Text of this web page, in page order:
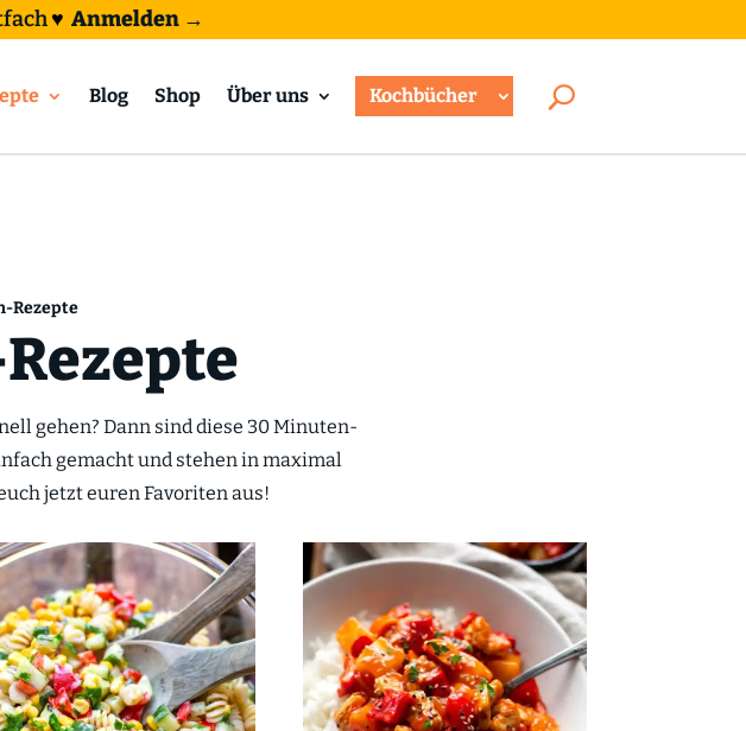
♥ Anmelden →
Blog Shop Über uns Kochbücher
Rezepte
gehen? Dann sind diese 30 Minuten-
gemacht und stehen in maximal
jetzt euren Favoriten aus!